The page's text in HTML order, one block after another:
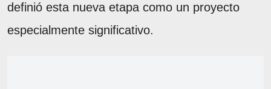
definió esta nueva etapa como un proyecto
especialmente significativo.